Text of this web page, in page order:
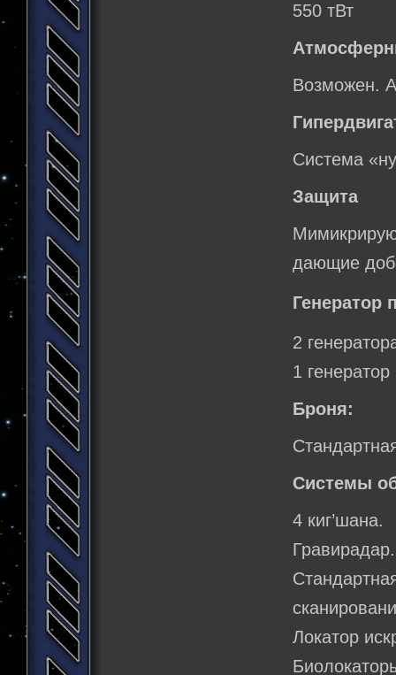
550 тВт
Возможен.
Система
Защита
дающие
Генератор
2
1
Броня:
Системы
4 киг’шана.
Гравирадар.
Локатор